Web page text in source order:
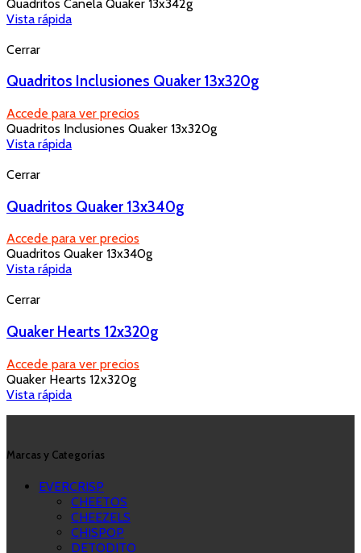
Quadritos Canela Quaker 13x342g
Vista rápida
Cerrar
Quadritos Inclusiones Quaker 13x320g
Accede para ver precios
Quadritos Inclusiones Quaker 13x320g
Vista rápida
Cerrar
Quadritos Quaker 13x340g
Accede para ver precios
Quadritos Quaker 13x340g
Vista rápida
Cerrar
Quaker Hearts 12x320g
Accede para ver precios
Quaker Hearts 12x320g
Vista rápida
Marcas y Categorías
EVERCRISP
CHEETOS
CHEEZELS
CHISPOP
DETODITO